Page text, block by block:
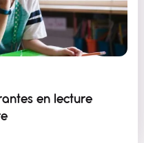
en lecture